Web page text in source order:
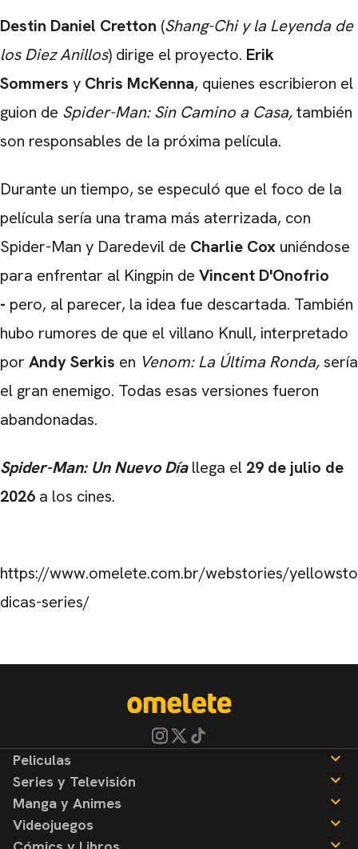
Destin Daniel Cretton (Shang-Chi y la Leyenda de
los Diez Anillos) dirige el proyecto. Erik
Sommers y Chris McKenna, quienes escribieron el
guion de Spider-Man: Sin Camino a Casa,también
son responsables de la próxima película.
Durante un tiempo, se especuló que el foco de la
película sería una trama más aterrizada, con
Spider-Man y Daredevil de Charlie Cox uniéndose
para enfrentar al Kingpin de Vincent D'Onofrio
- pero, al parecer, la idea fue descartada. También
hubo rumores de que el villano Knull, interpretado
por Andy Serkis en Venom: La Última Ronda,sería
el gran enemigo. Todas esas versiones fueron
abandonadas.
Spider-Man: Un Nuevo Díallega el 29 de julio de
2026 a los cines.
https://www.omelete.com.br/webstories/
dicas-series/
Peliculas
Noticias
Reseñas
Series y Televisión
Noticias
Reseñas
Manga y Animes
Noticias
Videojuegos